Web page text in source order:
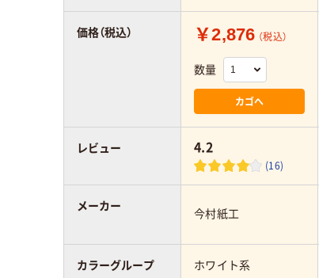
￥2,876 （税込）
数量
カゴへ
4.2
(16)
今村紙工
ホワイト系
価格（税込）
レビュー
メーカー
カラーグループ